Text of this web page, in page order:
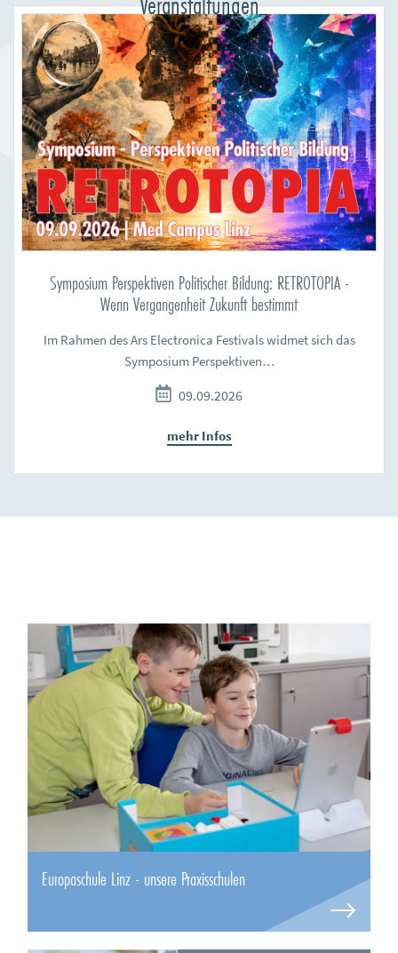
Symposium Perspektiven Politischer Bildung: RETROTOPIA -
Wenn Vergangenheit Zukunft bestimmt
Im Rahmen des Ars Electronica Festivals widmet sich das
Symposium Perspektiven…
09.09.2026
mehr Infos
Europaschule Linz - unsere Praxisschulen